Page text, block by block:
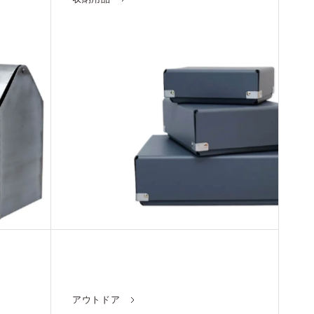
アウトドア